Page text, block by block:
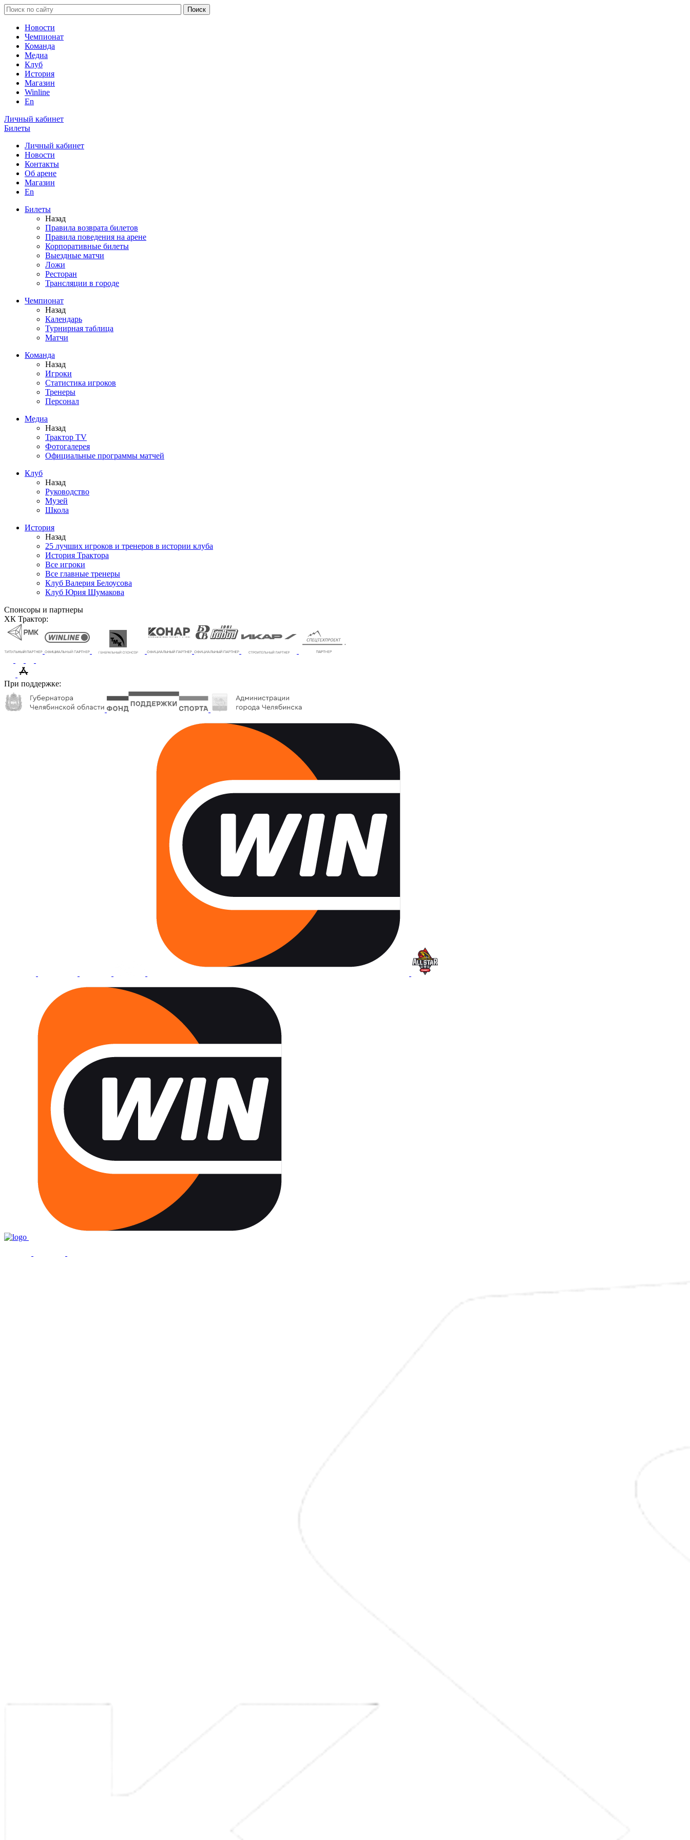
Новости
Чемпионат
Команда
Медиа
Клуб
История
Магазин
Winline
En
Личный кабинет
Билеты
Личный кабинет
Новости
Контакты
Об арене
Магазин
En
Билеты
Назад
Правила возврата билетов
Правила поведения на арене
Корпоративные билеты
Выездные матчи
Ложи
Ресторан
Трансляции в городе
Чемпионат
Назад
Календарь
Турнирная таблица
Матчи
Команда
Назад
Игроки
Статистика игроков
Тренеры
Персонал
Медиа
Назад
Трактор TV
Фотогалерея
Официальные программы матчей
Клуб
Назад
Руководство
Музей
Школа
История
Назад
25 лучших игроков и тренеров в истории клуба
История Трактора
Все игроки
Все главные тренеры
Клуб Валерия Белоусова
Клуб Юрия Шумакова
Спонсоры и партнеры
ХК Трактор:
При поддержке: